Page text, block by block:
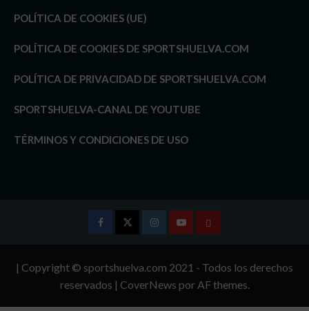
POLÍTICA DE COOKIES (UE)
POLÍTICA DE COOKIES DE SPORTSHUELVA.COM
POLÍTICA DE PRIVACIDAD DE SPORTSHUELVA.COM
SPORTSHUELVA-CANAL DE YOUTUBE
TÉRMINOS Y CONDICIONES DE USO
InstagramYoutubeTÉRMINOS
CONDICIONES
| Copyright © sportshuelva.com 2021 - Todos los derechos
reservados | CoverNews por AF themes.